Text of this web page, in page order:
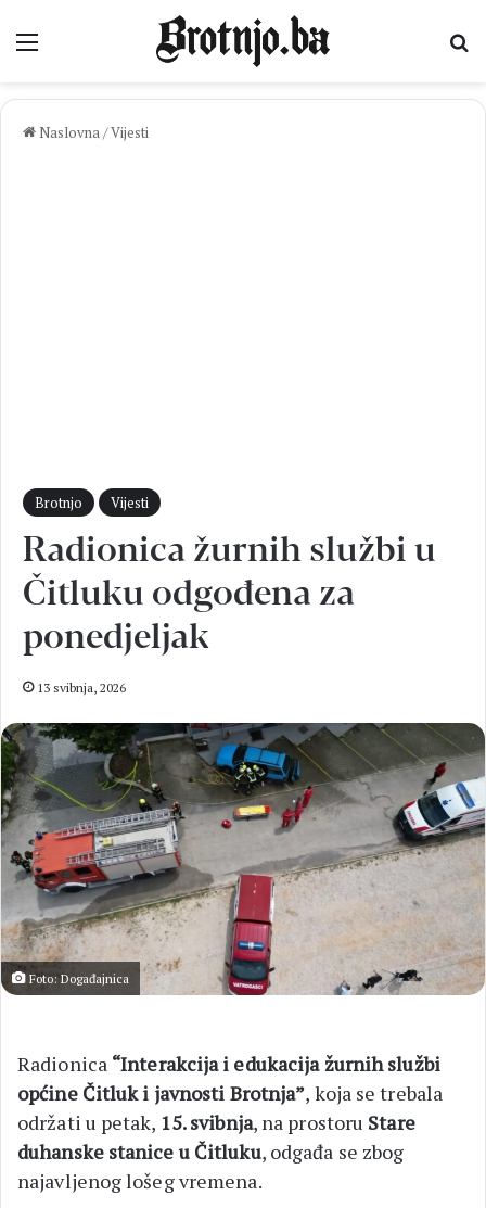
Izbornik
Naslovna/Vijesti
Brotnjo Vijesti
Radionica žurnih službi u
Čitluku odgođena za
ponedjeljak
13 svibnja, 2026
Foto: Događajnica
Radionica “Interakcija i edukacija žurnih službi
općine Čitluk i javnosti Brotnja”, koja se trebala
održati u petak, 15. svibnja, na prostoru Stare
duhanske stanice u Čitluku, odgađa se zbog
najavljenog lošeg vremena.